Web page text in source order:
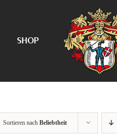
SHOP
Sortieren nach Beliebtheit